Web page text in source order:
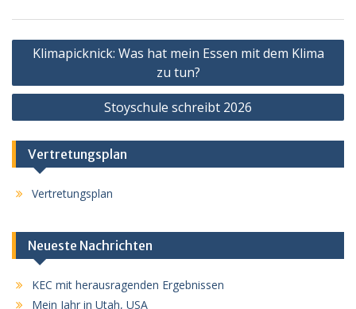
Beitragsnavigation
Klimapicknick: Was hat mein Essen mit dem Klima
zu tun?
Stoyschule schreibt 2026
Vertretungsplan
Vertretungsplan
Neueste Nachrichten
KEC mit herausragenden Ergebnissen
Mein Jahr in Utah, USA